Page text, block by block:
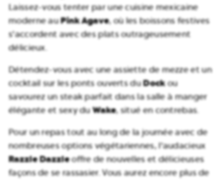
Laissez-vous tenter par une cuisine mexicaine
moderne auPink Agave, où les boissons festives
s'accordent avec des plats outrageusement
délicieux.
Détendez-vous avec une assiette de mezze et un
cocktail sur les ponts ouverts duDockou
savourez un steak parfait dans la salle à manger
élégante et sexy duWake, situé en contrebas.
Pour un repas tout au long de la journée avec de
nombreuses options végétariennes, l'audacieux
Razzle Dazzleoffre de nouvelles et délicieuses
façons de se rassasier. Vous aurez encore plus de